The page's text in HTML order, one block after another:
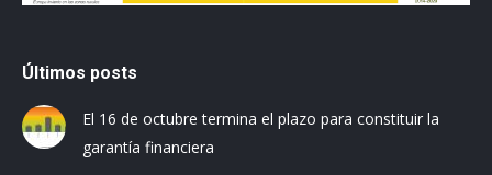
Últimos posts
El 16 de octubre termina el plazo para constituir la
garantía financiera